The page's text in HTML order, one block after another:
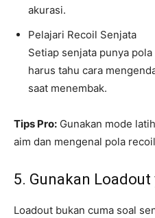
akurasi.
Pelajari Recoil Senjata
Setiap senjata punya
harus tahu cara
saat menembak.
Tips Pro: Gunakan mode
aim dan mengenal pola
5. Gunakan Loadout
Loadout bukan cuma soal